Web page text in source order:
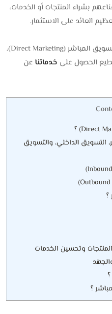
بشراء المنتجات أو الخدمات،
العائد على الاستثمار.
واليوم، نتحدث عن كافة تفاصيل التسويق المباشر (Direct Marketing)،
الحصول على خدماتنا عن
التسويق الداخلي، والتسويق
؟
وتحسين الخدمات
؟